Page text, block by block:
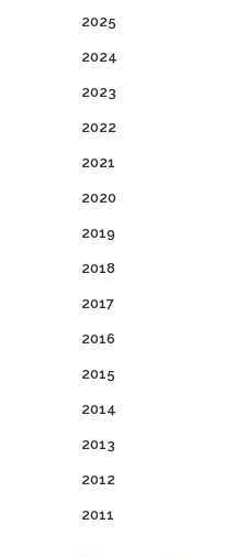
2025
2024
2023
2022
2021
2020
2019
2018
2017
2016
2015
2014
2013
2012
2011